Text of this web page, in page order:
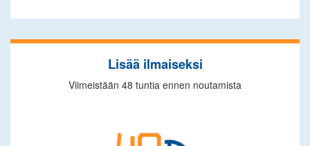
Lisää ilmaiseksi
Viimeistään 48 tuntia ennen noutamista